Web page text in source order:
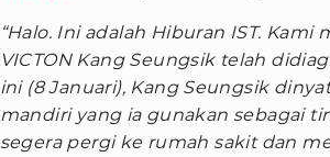
“Halo. Ini adalah Hiburan IST.
VICTON Kang Seungsik telah
ini (8 Januari), Kang Seungsik
mandiri yang ia gunakan sebagai
segera pergi ke rumah sakit dan